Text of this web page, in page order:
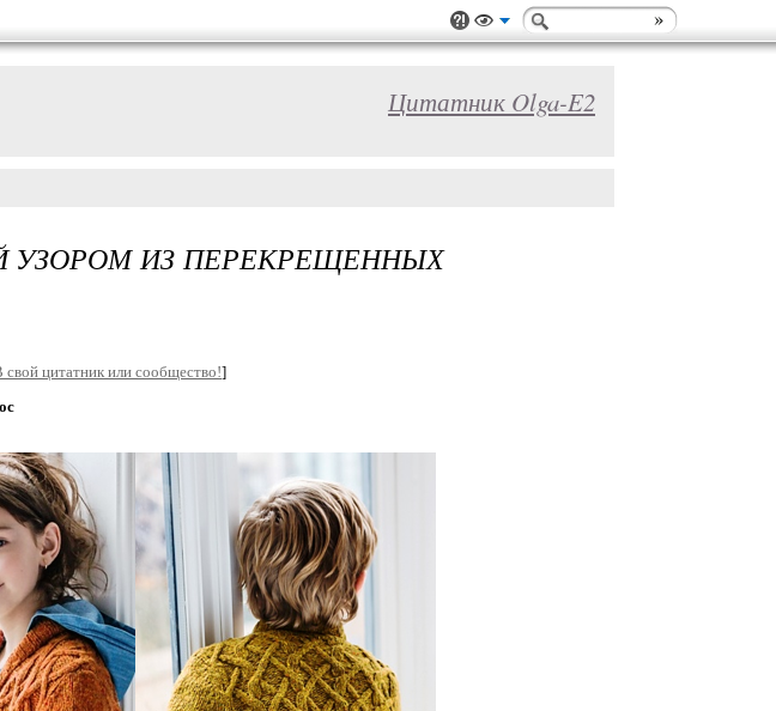
Цитатник Olga-E2
УЗОРОМ ИЗ ПЕРЕКРЕЩЕННЫХ
свой цитатник или сообщество!]